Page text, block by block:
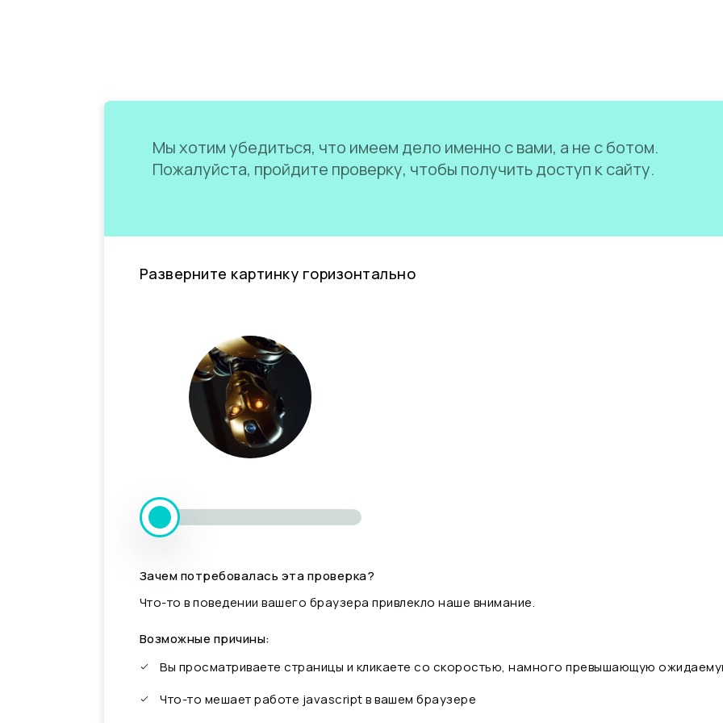
Мы хотим убедиться, что имеем дело именно с вами, а не с ботом.
Пожалуйста, пройдите проверку, чтобы получить доступ к сайту.
Разверните картинку горизонтально
Зачем потребовалась эта проверка?
Что-то в поведении вашего браузера привлекло наше внимание.
Возможные причины:
Вы просматриваете страницы и кликаете со скоростью, намного превышающую
Что-то мешает работе javascript в вашем браузере